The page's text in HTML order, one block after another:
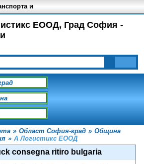
ЕООД, Град София -
и
фирми в
» Област София-град » Община
» А Логистикс ЕООД
consegna ritiro bulgaria